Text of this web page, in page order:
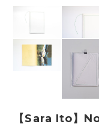
【Sara Ito】